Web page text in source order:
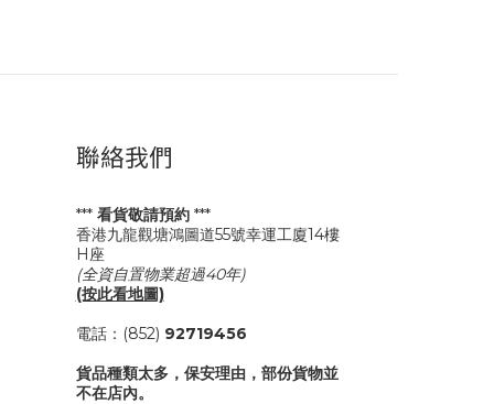
聯絡我們
*** 看貨敬請預約***
香港九龍觀塘鴻圖道55號幸運工廈14樓
H座
(全資自置物業超過40年)
(按此看地圖)
電話：(852) 92719456
貨品種類太多，保安理由，部份貨物並
不在店內。